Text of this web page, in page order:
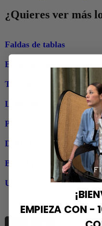
¿Quieres ver más
Faldas de tablas
El rollazo de Marta Vera
Trenchs verdes
Look con Adidas Samba y
Pañoletas a los hombros
Doble faz, un toque rojo y
Barrel jeans negros
Un combo top y Lisa
EMPIEZA CON -